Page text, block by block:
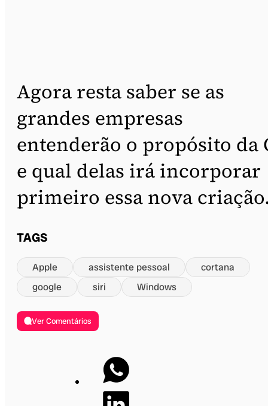
Agora resta saber se as
grandes empresas
entenderão o propósito da
e qual delas irá incorporar
primeiro essa nova
TAGS
Apple assistente pessoal
cortana
google
siri Windows
Ver Comentários